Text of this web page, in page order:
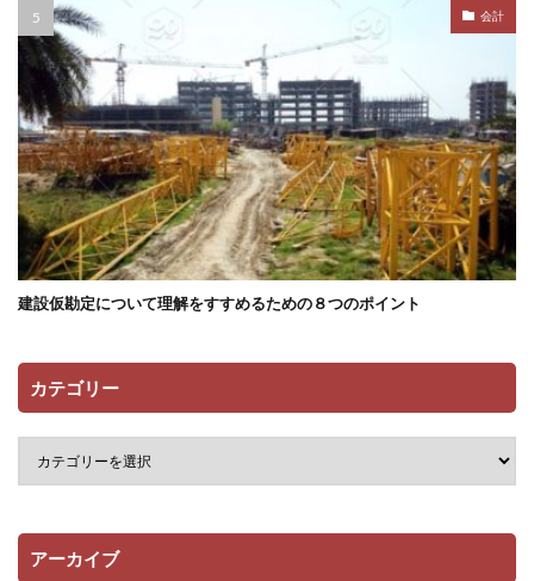
会計
建設仮勘定について理解をすすめるための８つのポイント
カテゴリー
アーカイブ